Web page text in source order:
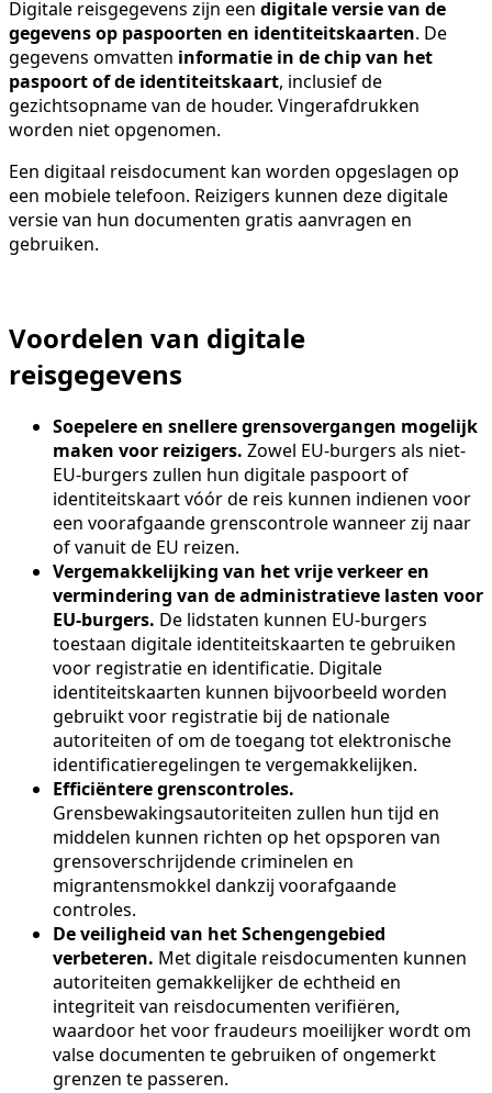
Digitale reisgegevens zijn een digitale versie van de
gegevens op paspoorten en identiteitskaarten. De
gegevens omvatten informatie in de chip van het
paspoort of de identiteitskaart, inclusief de
gezichtsopname van de houder. Vingerafdrukken
worden niet opgenomen.
Een digitaal reisdocument kan worden opgeslagen op
een mobiele telefoon. Reizigers kunnen deze digitale
versie van hun documenten gratis aanvragen en
gebruiken.
Voordelen van digitale
reisgegevens
Soepelere en snellere grensovergangen mogelijk
maken voor reizigers. Zowel EU-burgers als niet-
EU-burgers zullen hun digitale paspoort of
identiteitskaart vóór de reis kunnen indienen voor
een voorafgaande grenscontrole wanneer zij naar
of vanuit de EU reizen.
Vergemakkelijking van het vrije verkeer en
vermindering van de administratieve lasten voor
EU-burgers. De lidstaten kunnen EU-burgers
toestaan digitale identiteitskaarten te gebruiken
voor registratie en identificatie. Digitale
identiteitskaarten kunnen bijvoorbeeld worden
gebruikt voor registratie bij de nationale
autoriteiten of om de toegang tot elektronische
identificatieregelingen te vergemakkelijken.
Efficiëntere grenscontroles.
Grensbewakingsautoriteiten zullen hun tijd en
middelen kunnen richten op het opsporen van
grensoverschrijdende criminelen en
migrantensmokkel dankzij voorafgaande
controles.
De veiligheid van het Schengengebied
verbeteren. Met digitale reisdocumenten kunnen
autoriteiten gemakkelijker de echtheid en
integriteit van reisdocumenten verifiëren,
waardoor het voor fraudeurs moeilijker wordt om
valse documenten te gebruiken of ongemerkt
grenzen te passeren.